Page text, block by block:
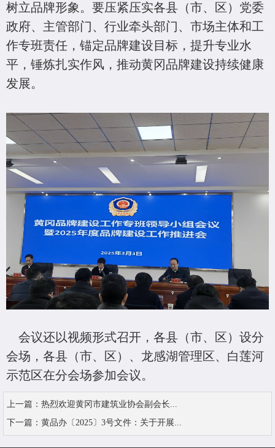
树立品牌形象。要压紧压实各县（市、区）党委
政府、主管部门、行业牵头部门、市场主体和工
作专班责任，锚定品牌建设目标，提升专业水
平，锤炼扎实作风，推动黄冈品牌建设持续健康
发展。
会议还以视频形式召开，各县（市、区）设分
会场， 各县（市、区）、龙感湖管理区、白莲河
示范区在分会场参加会议。
上一篇： 热烈欢迎黄冈市建筑业协会副会长...
下一篇： 黄品办〔2025〕3号文件：关于开展...